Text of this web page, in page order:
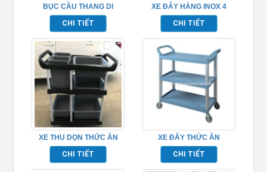
BỤC CẦU THANG DI
ĐỘNG TP968016
CHI TIẾT
XE ĐẨY HÀNG INOX 4
BÁNH
CHI TIẾT
XE THU DỌN THỨC ĂN
TP_680110
CHI TIẾT
XE ĐẨY THỨC ĂN
TP680103
CHI TIẾT